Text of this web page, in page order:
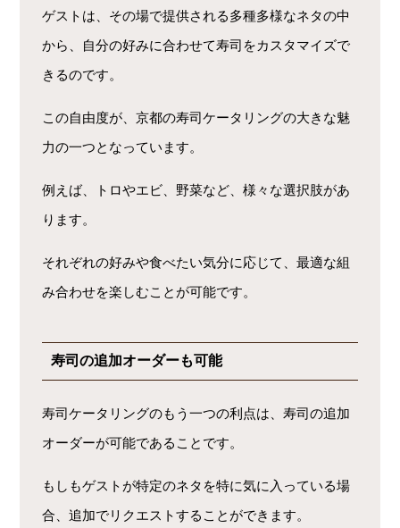
ゲストは、その場で提供される多種多様なネタの中
から、自分の好みに合わせて寿司をカスタマイズで
きるのです。
この自由度が、京都の寿司ケータリングの大きな魅
力の一つとなっています。
例えば、トロやエビ、野菜など、様々な選択肢があ
ります。
それぞれの好みや食べたい気分に応じて、最適な組
み合わせを楽しむことが可能です。
寿司の追加オーダーも可能
寿司ケータリングのもう一つの利点は、寿司の追加
オーダーが可能であることです。
もしもゲストが特定のネタを特に気に入っている場
合、追加でリクエストすることができます。